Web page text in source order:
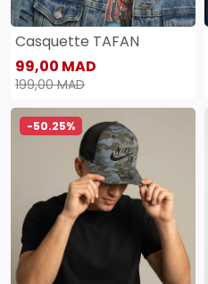
Casquette TAFAN
99,00 MAD
199,00 MAD
-50.25%